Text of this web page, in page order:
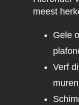
meest
Gele
Verf